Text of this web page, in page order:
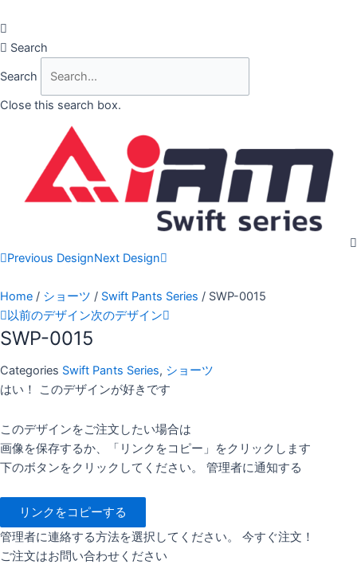
to
content
Search
Search
Close this search box.
Previous DesignNext Design
Home / ショーツ / Swift Pants Series / SWP-0015
以前のデザイン次のデザイン
SWP-0015
Categories Swift Pants Series, ショーツ
はい！ このデザインが好きです
このデザインをご注文したい場合は
画像を保存するか、「リンクをコピー」をクリックします
下のボタンをクリックしてください。 管理者に通知する
リンクをコピーする
管理者に連絡する方法を選択してください。 今すぐ注文！
ご注文はお問い合わせください